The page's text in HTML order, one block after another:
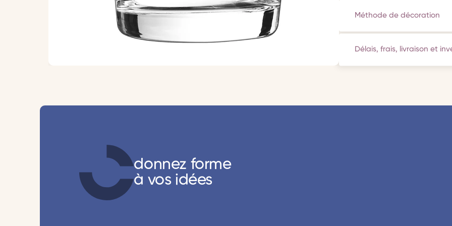
Méthode de décoration
Délais, frais, livraison et
donnez forme
à vos idées